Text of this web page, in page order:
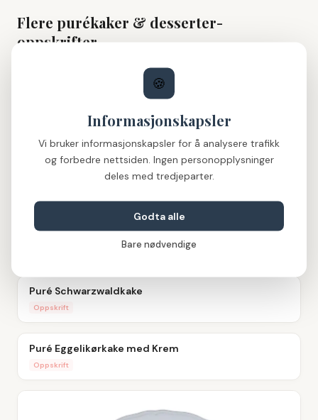
Flere purékaker & desserter-
oppskrifter
Puré Mini-Formkake
Puré Gulrotkake med Krem
Puré Schwarzwaldkake
Oppskrift
Puré Eggelikørkake med Krem
Oppskrift
🍪
Informasjonskapsler
Vi bruker informasjonskapsler for å analysere trafikk
og forbedre nettsiden. Ingen personopplysninger
deles med tredjeparter.
Godta alle
Bare nødvendige